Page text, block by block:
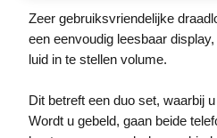
Zeer gebruiksvriendelijke
een eenvoudig leesbaar
luid in te stellen volume.
Dit betreft een duo set, waarbij
Wordt u gebeld, gaan beide